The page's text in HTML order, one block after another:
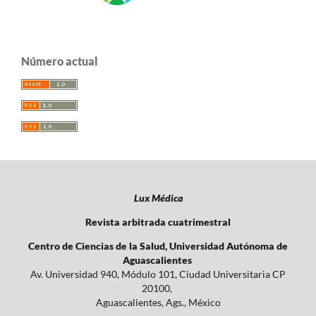
Número actual
Lux Médica
Revista arbitrada cuatrimestral
Centro de Ciencias de la Salud, Universidad Autónoma de
Aguascalientes
Av. Universidad 940, Módulo 101, Ciudad Universitaria CP
20100,
Aguascalientes, Ags., México